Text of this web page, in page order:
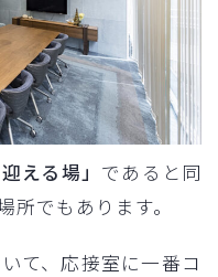
える場」 であると同
所でもあります。
て、応接室に一番コ